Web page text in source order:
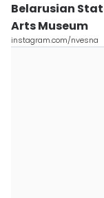
Belarusian
Arts Museum
instagram.com/nvesna